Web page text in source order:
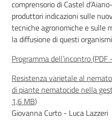
Import-
Export
Newsletter
comprensorio di Castel
produttori indicazioni sulle
tecniche agronomiche e sulle
la diffusione di questi
Programma dell’incontro(PDF -
Resistenza varietale al
di piante nematocide nella
1,6 MB)
Giovanna Curto - Luca Lazzeri